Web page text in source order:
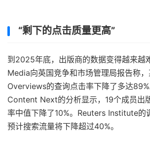
“剩下的点击质量更高”
到2025年底，出版商的数据变得越来越
Media向英国竞争和市场管理局报告称
Overviews的查询点击率下降了多达
Content Next的分析显示，19个成员出
率中值下降了10%。Reuters Institute的
预计搜索流量将下降超过40%。